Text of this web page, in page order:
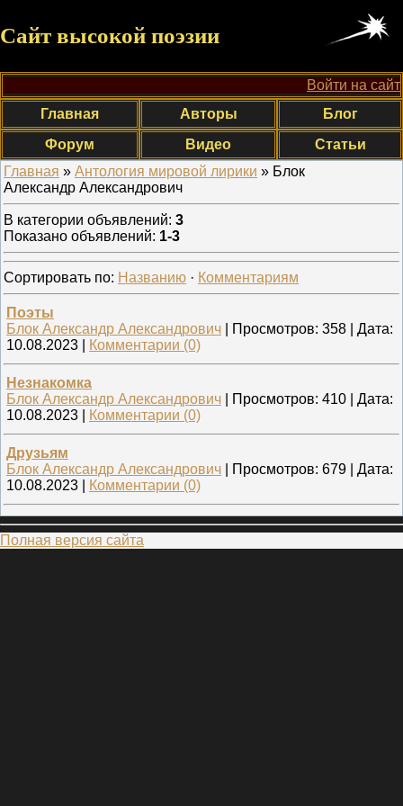
Сайт высокой поэзии
Войти на сайт
Главная
Авторы
Блог
Форум
Видео
Статьи
Главная » Антология мировой лирики » Блок
Александр Александрович
В категории объявлений: 3
Показано объявлений: 1-3
Сортировать по: Названию · Комментариям
Поэты
Блок Александр Александрович
Просмотров: 358
Дата:
10.08.2023
Комментарии (0)
Незнакомка
Блок Александр Александрович
Просмотров: 410
Дата:
10.08.2023
Комментарии (0)
Друзьям
Блок Александр Александрович
Просмотров: 679
Дата:
10.08.2023
Комментарии (0)
Полная версия сайта